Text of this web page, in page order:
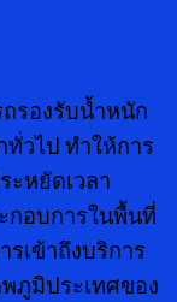
รองรับน้ำหนัก
วไป ทำให้การ
ะหยัดเวลา
กอบการในพื้นที่
รเข้าถึงบริการ
ภูมิประเทศของ